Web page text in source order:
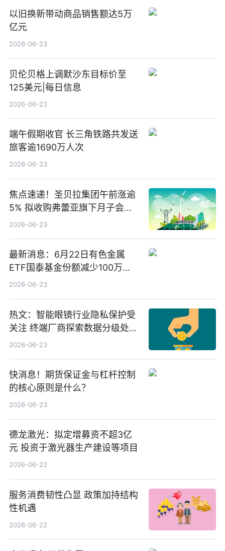
以旧换新带动商品销售额达5万
亿元
2026-06-23
贝伦贝格上调默沙东目标价至
125美元|每日信息
2026-06-23
端午假期收官 长三角铁路共发送
旅客逾1690万人次
2026-06-23
焦点速递！圣贝拉集团午前涨逾
5% 拟收购弗蕾亚旗下月子会所
业务少数股权
2026-06-23
最新消息：6月22日有色金属
ETF国泰基金份额减少100万
份，重仓股紫金矿业、洛阳钼
2026-06-23
热文：智能眼镜行业隐私保护受
关注 终端厂商探索数据分级处理
等方案
2026-06-23
快消息！期货保证金与杠杆控制
的核心原则是什么？
2026-06-23
德龙激光：拟定增募资不超3亿
元 投资于激光器生产建设等项目
2026-06-22
服务消费韧性凸显 政策加持结构
性机遇
2026-06-22